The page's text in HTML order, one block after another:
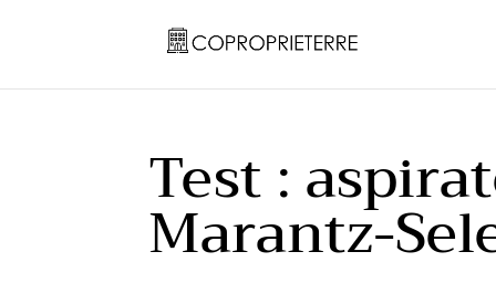
Test :
Marantz-